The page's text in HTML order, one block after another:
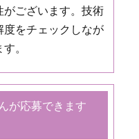
ございます。技術
をチェックしなが
。
が応募できます